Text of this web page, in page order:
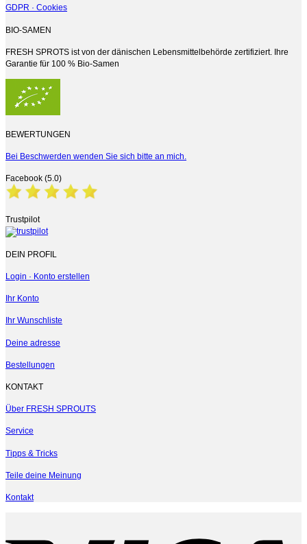
GDPR · Cookies
BIO-SAMEN
FRESH SPROTS ist von der dänischen Lebensmittelbehörde zertifiziert. Ihre
Garantie für 100 % Bio-Samen
BEWERTUNGEN
Bei Beschwerden wenden Sie sich bitte an mich.
Facebook (5.0)
Trustpilot
DEIN PROFIL
Login · Konto erstellen
Ihr Konto
Ihr Wunschliste
Deine adresse
Bestellungen
KONTAKT
Über FRESH SPROUTS
Service
Tipps & Tricks
Teile deine Meinung
Kontakt